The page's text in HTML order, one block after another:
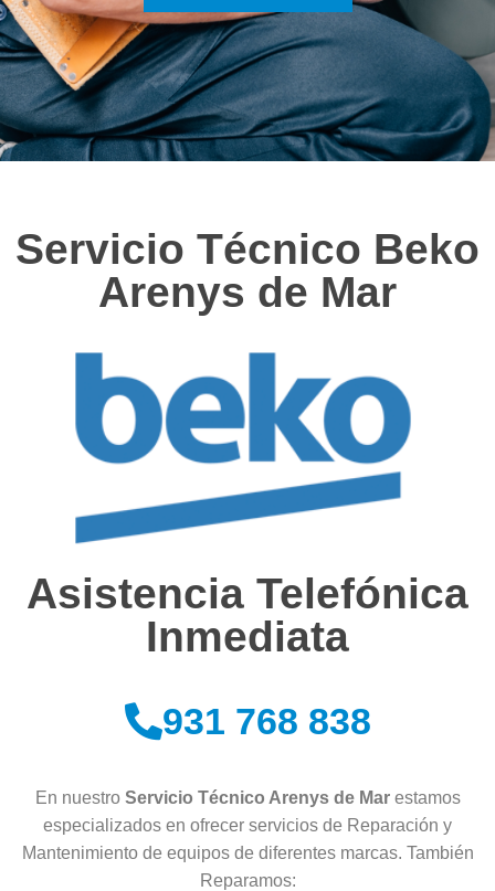
Servicio Técnico Beko
Arenys de Mar
Asistencia Telefónica
Inmediata
931 768 838
En nuestro Servicio Técnico Arenys de Mar estamos
especializados en ofrecer servicios de Reparación y
Mantenimiento de equipos de diferentes marcas. También
Reparamos: